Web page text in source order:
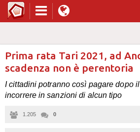
Prima rata Tari 2021, ad
scadenza non è perentoria
I cittadini potranno così pagare dopo
incorrere in sanzioni di alcun tipo
1.205 0